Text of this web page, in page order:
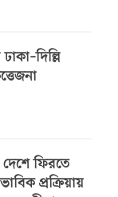
দেশে ফিরতে
প্রক্রিয়ায়